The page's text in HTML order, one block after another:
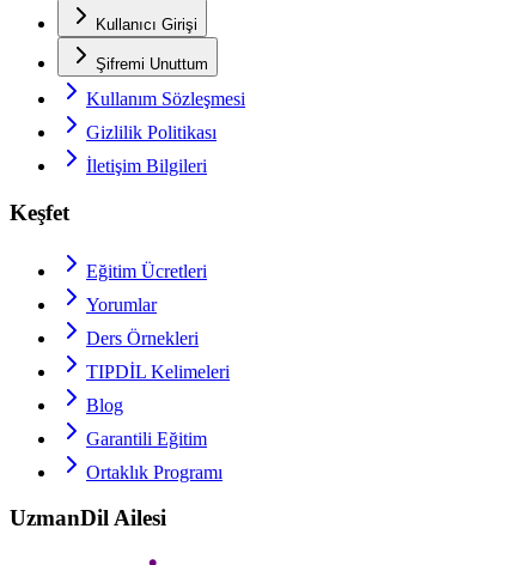
Kullanıcı Girişi
Şifremi Unuttum
Kullanım Sözleşmesi
Gizlilik Politikası
İletişim Bilgileri
Keşfet
Eğitim Ücretleri
Yorumlar
Ders Örnekleri
TIPDİL Kelimeleri
Blog
Garantili Eğitim
Ortaklık Programı
UzmanDil Ailesi